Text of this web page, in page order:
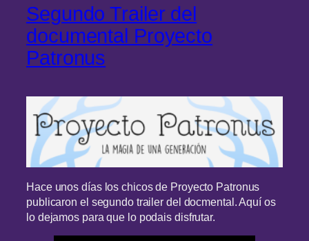
Segundo Trailer del
documental Proyecto
Patronus
Hace unos días los chicos de Proyecto Patronus
publicaron el segundo trailer del docmental. Aquí os
lo dejamos para que lo podais disfrutar.